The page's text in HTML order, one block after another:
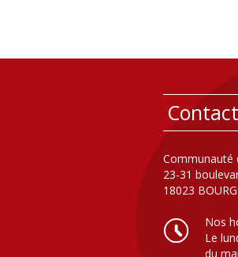
Communauté
23-31
18023
Nos
Le
du